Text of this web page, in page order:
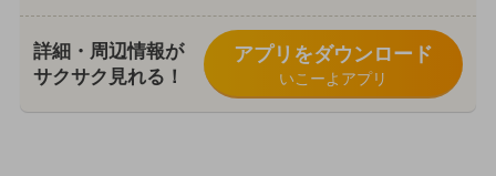
詳細・周辺情報が
サクサク見れる！
アプリをダウンロード
いこーよアプリ